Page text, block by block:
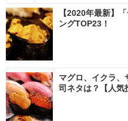
【2020年最新】
ングTOP23！
マグロ、イクラ
司ネタは？【人気